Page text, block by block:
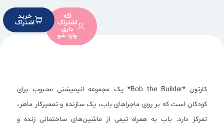
اگه
اشتراک
داری
وارد شو
خرید
اشتراک
کارتون *Bob the Builder* یک مجموعه انیمیشنی محبوب برای
کودکان است که بر روی ماجراهای باب، یک سازنده و تعمیرکار ماهر،
تمرکز دارد. باب به همراه تیمی از ماشین‌های ساختمانی زنده و